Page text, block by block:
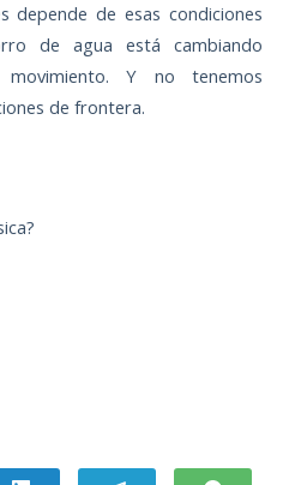
depende de esas condiciones
de agua está cambiando
Y no tenemos
de frontera.